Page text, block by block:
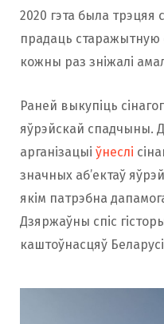
2020 гэта была трэцяя
прадаць старажытную
кожны раз зніжалі
Раней выкупіць
яўрэйскай спадчыны.
арганізацыі ўнеслі
значных аб’ектаў
якім патрэбна
Дзяржаўны спіс
каштоўнасцяў